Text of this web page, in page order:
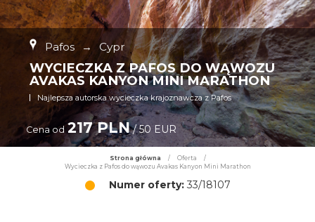
Pafos → Cypr
WYCIECZKA Z PAFOS DO WĄWOZU
AVAKAS KANYON MINI MARATHON
Najlepsza autorska wycieczka krajoznawcza z Pafos
Cena od 217 PLN/ 50 EUR
Strona główna / Oferta
/
Wycieczka z Pafos do wąwozu Avakas Kanyon Mini Marathon
Numer oferty:33/18107